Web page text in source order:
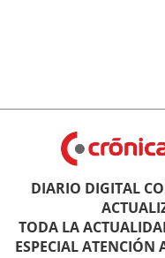
DIARIO DIGITAL
TODA LA
ESPECIAL ATENCIÓN